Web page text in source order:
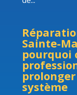
Sainte-
pourquoi
système